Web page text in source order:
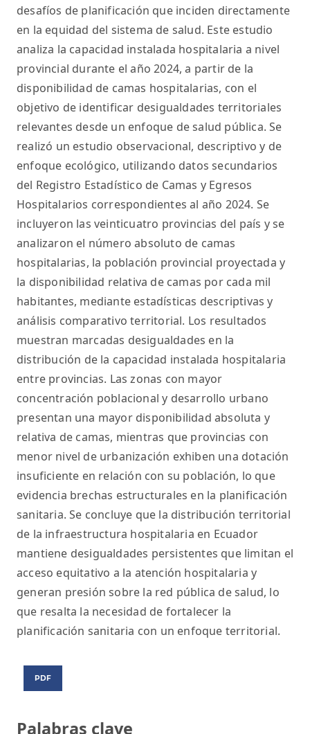
Palabras clave
desafíos de planificación que inciden directamente
en la equidad del sistema de salud. Este estudio
analiza la capacidad instalada hospitalaria a nivel
provincial durante el año 2024, a partir de la
disponibilidad de camas hospitalarias, con el
objetivo de identificar desigualdades territoriales
relevantes desde un enfoque de salud pública. Se
realizó un estudio observacional, descriptivo y de
enfoque ecológico, utilizando datos secundarios
del Registro Estadístico de Camas y Egresos
Hospitalarios correspondientes al año 2024. Se
incluyeron las veinticuatro provincias del país y se
analizaron el número absoluto de camas
hospitalarias, la población provincial proyectada y
la disponibilidad relativa de camas por cada mil
habitantes, mediante estadísticas descriptivas y
análisis comparativo territorial. Los resultados
muestran marcadas desigualdades en la
distribución de la capacidad instalada hospitalaria
entre provincias. Las zonas con mayor
concentración poblacional y desarrollo urbano
presentan una mayor disponibilidad absoluta y
relativa de camas, mientras que provincias con
menor nivel de urbanización exhiben una dotación
insuficiente en relación con su población, lo que
evidencia brechas estructurales en la planificación
sanitaria. Se concluye que la distribución territorial
de la infraestructura hospitalaria en Ecuador
mantiene desigualdades persistentes que limitan el
acceso equitativo a la atención hospitalaria y
generan presión sobre la red pública de salud, lo
que resalta la necesidad de fortalecer la
planificación sanitaria con un enfoque territorial.
PDF